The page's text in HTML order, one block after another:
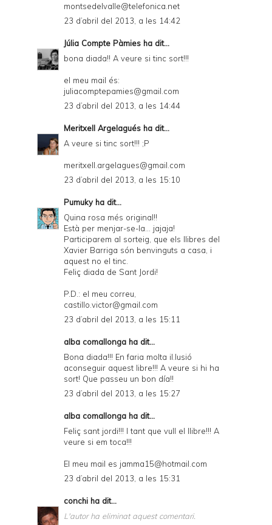
montsedelvalle@telefonica.net
23 d’abril del 2013, a les 14:42
Júlia Compte Pàmies ha dit...
bona diada!! A veure si tinc sort!!!
el meu mail és:
juliacomptepamies@gmail.com
23 d’abril del 2013, a les 14:44
Meritxell Argelagués ha dit...
A veure si tinc sort!!! ;P
meritxell.argelagues@gmail.com
23 d’abril del 2013, a les 15:10
Pumukyha dit...
Quina rosa més original!!
Està per menjar-se-la... jajaja!
Participarem al sorteig, que els llibres del
Xavier Barriga són benvinguts a casa, i
aquest no el tinc.
Feliç diada de Sant Jordi!
P.D.: el meu correu,
castillo.victor@gmail.com
23 d’abril del 2013, a les 15:11
alba comallonga ha dit...
Bona diada!!! En faria molta il.lusió
aconseguir aquest libre!!! A veure si hi ha
sort! Que passeu un bon día!!
23 d’abril del 2013, a les 15:27
alba comallonga ha dit...
Feliç sant jordi!!! I tant que vull el llibre!!! A
veure si em toca!!!
El meu mail es jamma15@hotmail.com
23 d’abril del 2013, a les 15:31
conchi ha dit...
L'autor ha eliminat aquest comentari.